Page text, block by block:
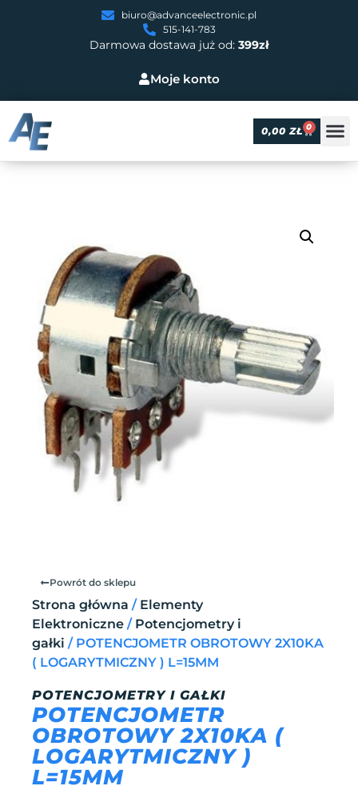
Moje konto
Darmowa dostawa już od: 399zł
biuro@advanceelectronic.pl
515-141-783
0,00 ZŁ 0
Powrót do sklepu
Strona główna / Elementy
Elektroniczne / Potencjometry i
gałki / POTENCJOMETR OBROTOWY 2X10KA
( LOGARYTMICZNY ) L=15MM
POTENCJOMETRY I GAŁKI
POTENCJOMETR
OBROTOWY 2X10KA (
LOGARYTMICZNY )
L=15MM